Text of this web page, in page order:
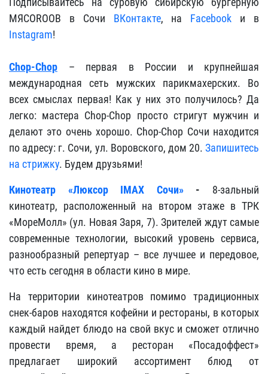
МЯСОROOB в Сочи ВКонтакте, на Facebook и в
Instagram!
Chop-Chop – первая в России и крупнейшая
международная сеть мужских парикмахерских. Во
всех смыслах первая! Как у них это получилось? Да
легко: мастера Chop-Chop просто стригут мужчин и
делают это очень хорошо. Chop-Chop Сочи находится
по адресу: г. Сочи, ул. Воровского, дом 20. Запишитесь
на стрижку. Будем друзьями!
Кинотеатр «Люксор IMAX Сочи»- 8-зальный
кинотеатр, расположенный на втором этаже в ТРК
«МореМолл» (ул. Новая Заря, 7). Зрителей ждут самые
современные технологии, высокий уровень сервиса,
разнообразный репертуар – все лучшее и передовое,
что есть сегодня в области кино в мире.
На территории кинотеатров помимо традиционных
снек-баров находятся кофейни и рестораны, в которых
каждый найдет блюдо на свой вкус и сможет отлично
провести время, а ресторан «Посадоффест»
предлагает широкий ассортимент блюд от